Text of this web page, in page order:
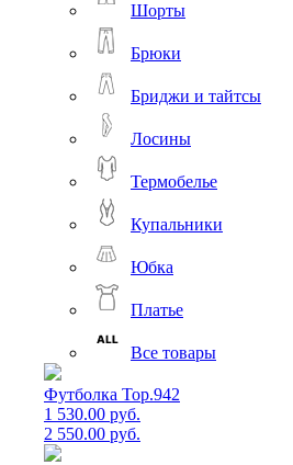
Шорты
Брюки
Бриджи и тайтсы
Лосины
Термобелье
Купальники
Юбка
Платье
Все товары
Футболка Top.942
1 530.00 руб.
2 550.00 руб.